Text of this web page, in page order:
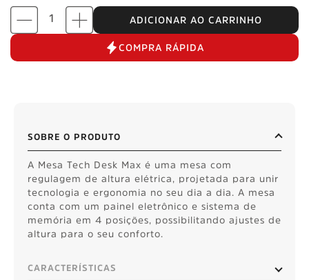
ADICIONAR AO CARRINHO
COMPRA RÁPIDA
SOBRE O PRODUTO
A Mesa Tech Desk Max é uma mesa com
regulagem de altura elétrica, projetada para unir
tecnologia e ergonomia no seu dia a dia. A mesa
conta com um painel eletrônico e sistema de
memória em 4 posições, possibilitando ajustes de
altura para o seu conforto.
CARACTERÍSTICAS